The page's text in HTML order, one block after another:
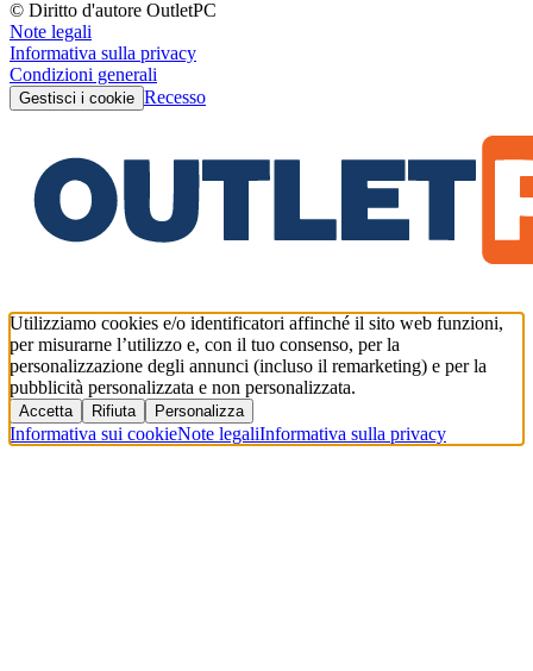
© Diritto d'autore OutletPC
Note legali
Informativa sulla privacy
Condizioni generali
Gestisci i cookie Recesso
Utilizziamo cookies e/o identificatori affinché il sito web funzioni,
per misurarne l’utilizzo e, con il tuo consenso, per la
personalizzazione degli annunci (incluso il remarketing) e per la
pubblicità personalizzata e non personalizzata.
Accetta Rifiuta Personalizza
Informativa sui cookieNote legaliInformativa sulla privacy